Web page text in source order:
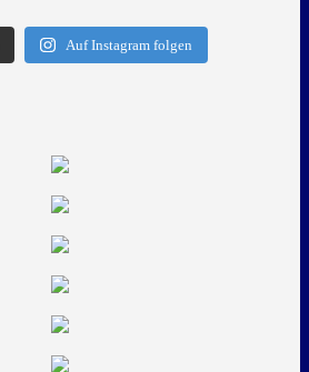
Auf Instagram folgen